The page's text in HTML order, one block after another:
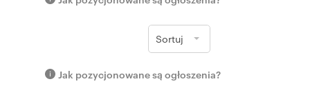
Sortuj
Jak pozycjonowane są ogłoszenia?